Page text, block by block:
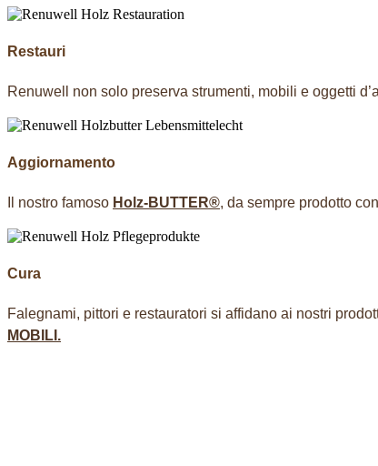
Restauri
Renuwell non solo preserva strumenti, mobili e oggetti
Aggiornamento
Il nostro famoso Holz-BUTTER®, da sempre prodotto
Cura
Falegnami, pittori e restauratori si affidano ai nostri
MOBILI.